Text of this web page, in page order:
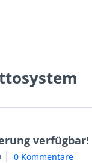
verfügbar!
0 Kommentare